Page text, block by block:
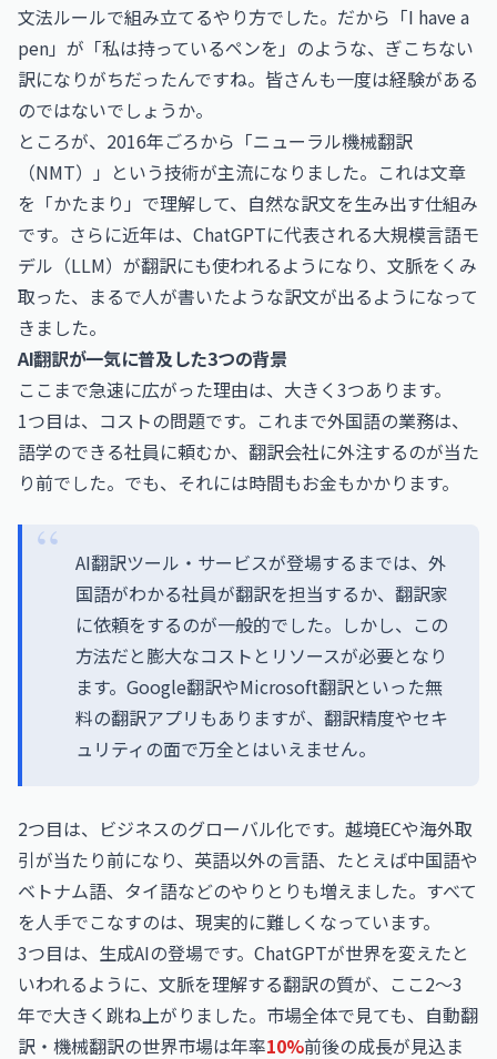
文法ルールで組み立てるやり方でした。だから「I have a
pen」が「私は持っているペンを」のような、ぎこちない
訳になりがちだったんですね。皆さんも一度は経験がある
のではないでしょうか。
ところが、2016年ごろから「ニューラル機械翻訳
（NMT）」という技術が主流になりました。これは文章
を「かたまり」で理解して、自然な訳文を生み出す仕組み
です。さらに近年は、ChatGPTに代表される大規模言語モ
デル（LLM）が翻訳にも使われるようになり、文脈をくみ
取った、まるで人が書いたような訳文が出るようになって
きました。
AI翻訳が一気に普及した3つの背景
ここまで急速に広がった理由は、大きく3つあります。
1つ目は、コストの問題です。これまで外国語の業務は、
語学のできる社員に頼むか、翻訳会社に外注するのが当た
り前でした。でも、それには時間もお金もかかります。
AI翻訳ツール・サービスが登場するまでは、外
国語がわかる社員が翻訳を担当するか、翻訳家
に依頼をするのが一般的でした。しかし、この
方法だと膨大なコストとリソースが必要となり
ます。Google翻訳やMicrosoft翻訳といった無
料の翻訳アプリもありますが、翻訳精度やセキ
ュリティの面で万全とはいえません。
2つ目は、ビジネスのグローバル化です。越境ECや海外取
引が当たり前になり、英語以外の言語、たとえば中国語や
ベトナム語、タイ語などのやりとりも増えました。すべて
を人手でこなすのは、現実的に難しくなっています。
3つ目は、生成AIの登場です。ChatGPTが世界を変えたと
いわれるように、文脈を理解する翻訳の質が、ここ2〜3
年で大きく跳ね上がりました。市場全体で見ても、自動翻
訳・機械翻訳の世界市場は年率10%前後の成長が見込ま